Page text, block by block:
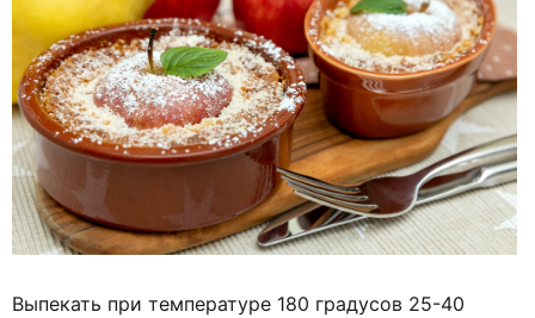
Выпекать при температуре 180 градусов 25-40